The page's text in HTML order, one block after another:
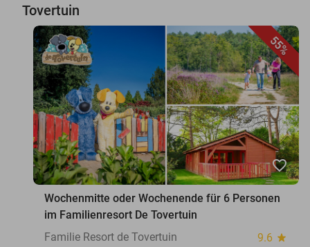
Tovertuin
55%
favorite_border
Wochenmitte oder Wochenende für 6 Personen
im Familienresort De Tovertuin
Familie Resort de Tovertuin
9.6 star